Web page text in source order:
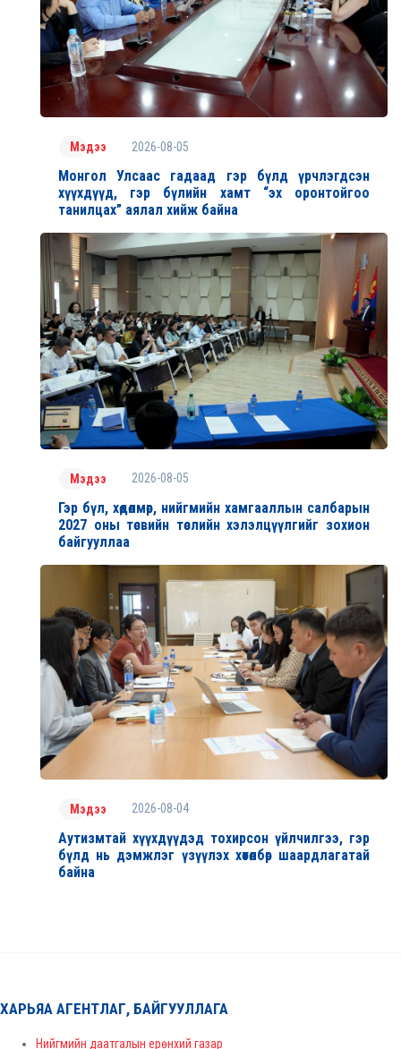
Мэдээ 2026-08-05
Монгол Улсаас гадаад гэр бүлд үрчлэгдсэн
хүүхдүүд, гэр бүлийн хамт “эх оронтойгоо
танилцах” аялал хийж байна
Мэдээ 2026-08-05
Гэр бүл, хөдөлмөр, нийгмийн хамгааллын салбарын
2027 оны төсвийн төслийн хэлэлцүүлгийг зохион
байгууллаа
Мэдээ 2026-08-04
Аутизмтай хүүхдүүдэд тохирсон үйлчилгээ, гэр
бүлд нь дэмжлэг үзүүлэх хөтөлбөр шаардлагатай
байна
ХАРЬЯА АГЕНТЛАГ, БАЙГУУЛЛАГА
Нийгмийн даатгалын ерөнхий газар